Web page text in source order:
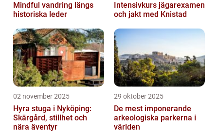
Mindful vandring längs
historiska leder
Intensivkurs jägarexamen
och jakt med Knistad
02 november 2025
Hyra stuga i Nyköping:
Skärgård, stillhet och
nära äventyr
29 oktober 2025
De mest imponerande
arkeologiska parkerna i
världen